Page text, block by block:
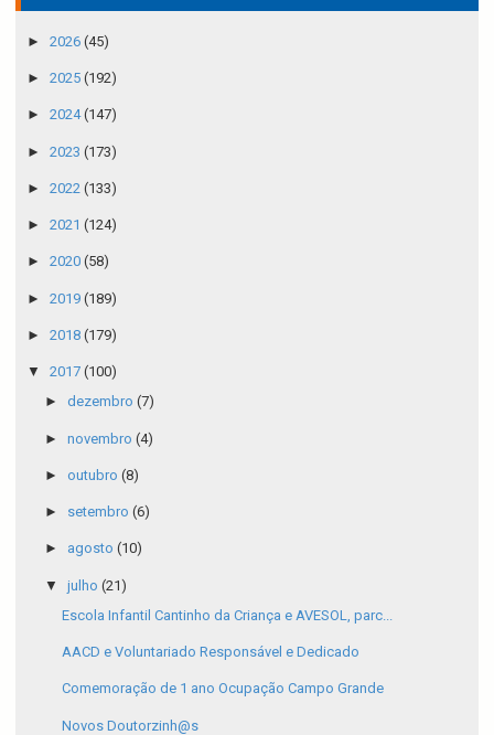
► 2026 (45)
► 2025 (192)
► 2024(147)
► 2023 (173)
► 2022 (133)
► 2021 (124)
► 2020 (58)
► 2019 (189)
► 2018 (179)
▼ 2017 (100)
► dezembro (7)
► novembro (4)
► outubro (8)
► setembro (6)
► agosto (10)
▼ julho (21)
Escola Infantil Cantinho da Criança e AVESOL, parc...
AACD e Voluntariado Responsável e Dedicado
Comemoração de 1 ano Ocupação Campo Grande
Novos Doutorzinh@s